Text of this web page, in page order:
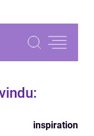
inspiration